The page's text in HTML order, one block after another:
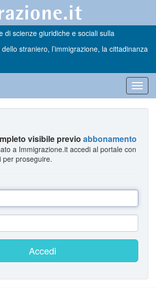
di scienze giuridiche e sociali sulla
straniero, l’immigrazione, la cittadinanza
visibile previo abbonamento
a Immigrazione.it accedi al portale con
per proseguire.
Accedi